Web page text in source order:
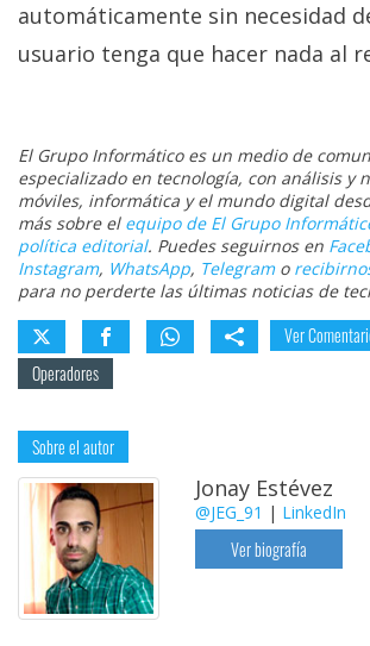
automáticamente sin necesidad
usuario tenga que hacer nada al
El Grupo Informático es un medio de
especializado en tecnología, con análisis y
móviles, informática y el mundo digital
más sobre el equipo de El Grupo
política editorial. Puedes seguirnos en
Instagram, WhatsApp, Telegramo
para no perderte las últimas noticias de
Ver
Operadores
Sobre el autor
Jonay Estévez
@JEG_91 | LinkedIn
Ver biografía